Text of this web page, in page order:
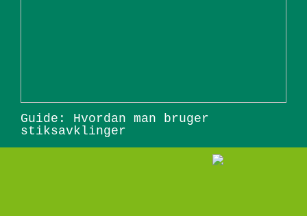
Guide: Hvordan man bruger
stiksavklinger